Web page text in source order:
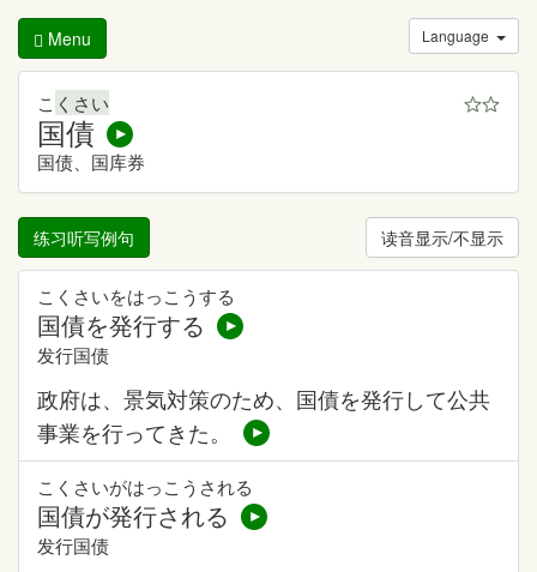
Menu Language
こ くさい
国債
国债、国库券
读音显示/不显示
练习听写例句
こくさいをはっこうする
国債を発行する
发行国债
政府は、景気対策のため、国債を発行して公共
事業を行ってきた。
こくさいがはっこうされる
国債が発行される
发行国债